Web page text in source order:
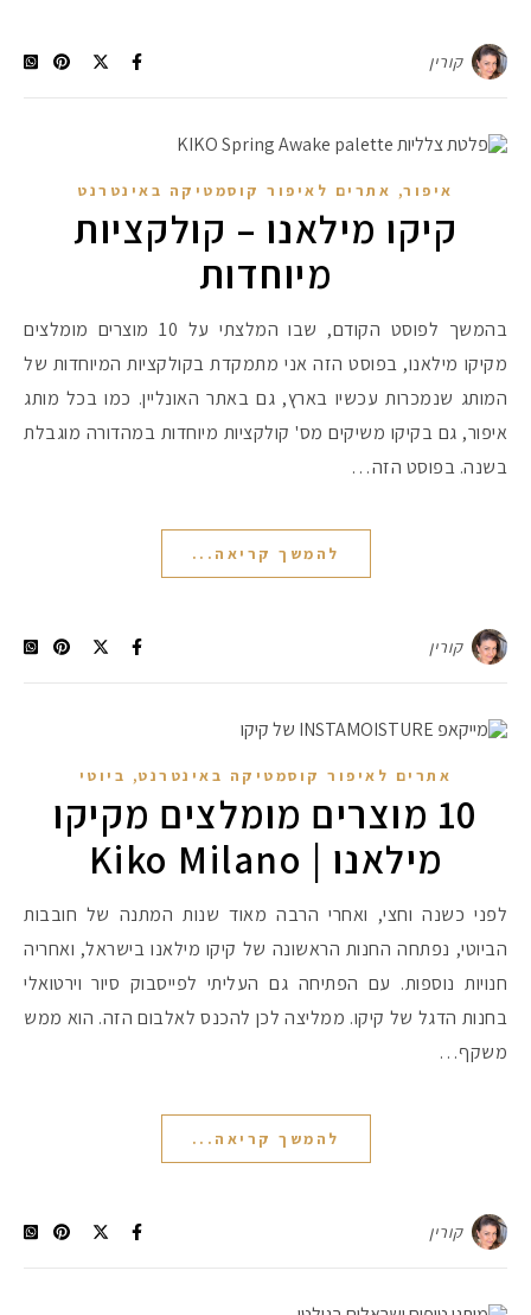
קורין
איפור, אתרים לאיפור קוסמטיקה באינטרנט
קיקו מילאנו – קולקציות
מיוחדות
בהמשך לפוסט הקודם, שבו המלצתי על 10 מוצרים מומלצים
מקיקו מילאנו, בפוסט הזה אני מתמקדת בקולקציות המיוחדות של
המותג שנמכרות עכשיו בארץ, גם באתר האונליין. כמו בכל מותג
איפור, גם בקיקו משיקים מס' קולקציות מיוחדות במהדורה מוגבלת
בשנה. בפוסט הזה…
להמשך קריאה...
קורין
אתרים לאיפור קוסמטיקה באינטרנט, ביוטי
10 מוצרים מומלצים מקיקו
מילאנו | Kiko Milano
לפני כשנה וחצי, ואחרי הרבה מאוד שנות המתנה של חובבות
הביוטי, נפתחה החנות הראשונה של קיקו מילאנו בישראל, ואחריה
חנויות נוספות. עם הפתיחה גם העליתי לפייסבוק סיור וירטואלי
בחנות הדגל של קיקו. ממליצה לכן להכנס לאלבום הזה. הוא ממש
משקף…
להמשך קריאה...
קורין